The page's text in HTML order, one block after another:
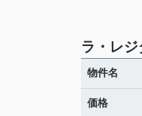
ラ・レ
物件名
価格